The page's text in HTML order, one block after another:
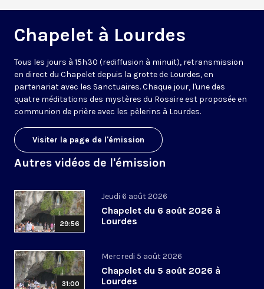
Chapelet à Lourdes
Tous les jours à 15h30 (rediffusion à minuit), retransmission
en direct du Chapelet depuis la grotte de Lourdes, en
partenariat avec les Sanctuaires. Chaque jour, l'une des
quatre méditations des mystères du Rosaire est proposée en
communion de prière avec les pèlerins à Lourdes.
Visiter la page de l'émission
Autres vidéos de l'émission
29:56
Jeudi 6 août 2026
Chapelet du 6 août 2026 à
Lourdes
31:00
Mercredi 5 août 2026
Chapelet du 5 août 2026 à
Lourdes